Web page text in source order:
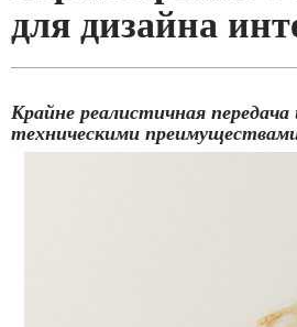
для дизайна
Крайне реалистичная
техническими